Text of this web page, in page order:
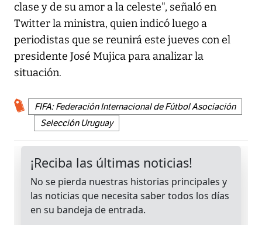
clase y de su amor a la celeste", señaló en
Twitter la ministra, quien indicó luego a
periodistas que se reunirá este jueves con el
presidente José Mujica para analizar la
situación.
FIFA: Federación Internacional de Fútbol Asociación
Selección Uruguay